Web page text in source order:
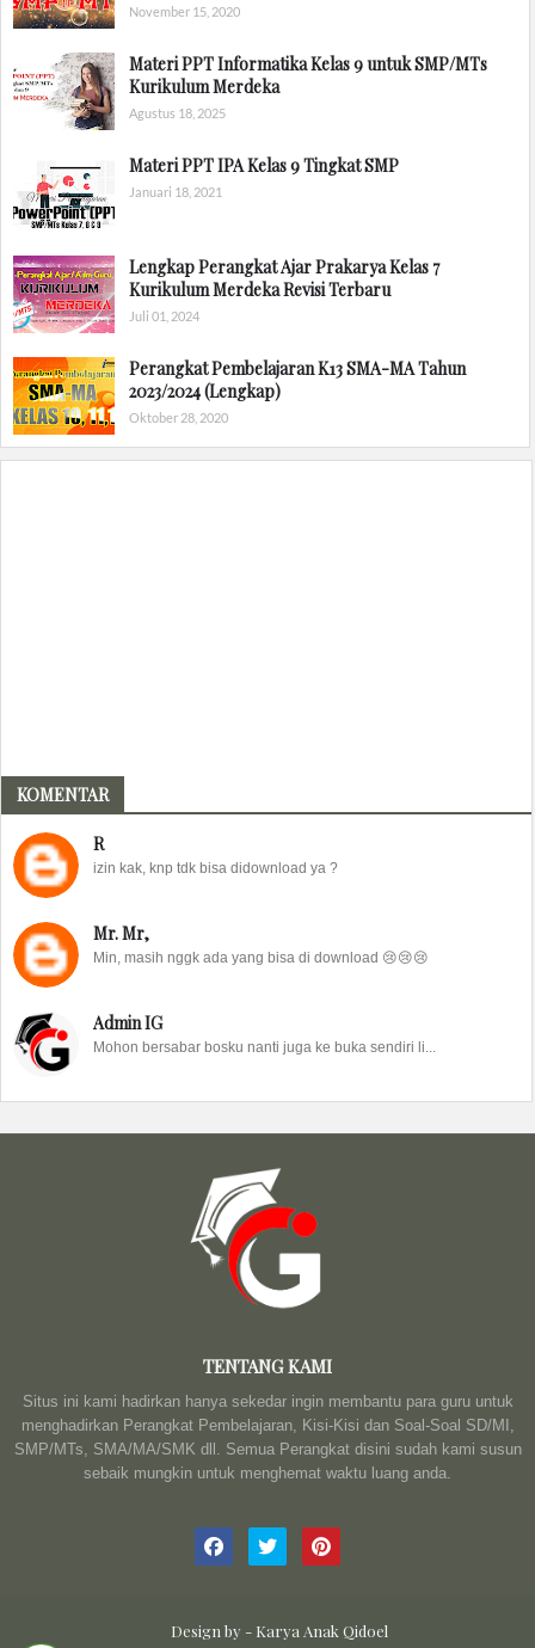
November 15, 2020
Materi PPT Informatika Kelas 9 untuk SMP/MTs
Kurikulum Merdeka
Agustus 18, 2025
Materi PPT IPA Kelas 9 Tingkat SMP
Januari 18, 2021
Lengkap Perangkat Ajar Prakarya Kelas 7
Kurikulum Merdeka Revisi Terbaru
Juli 01, 2024
Perangkat Pembelajaran K13 SMA-MA Tahun
2023/2024 (Lengkap)
Oktober 28, 2020
KOMENTAR
R
izin kak, knp tdk bisa didownload ya ?
Mr. Mr,
Min, masih nggk ada yang bisa di download 😢😢😢
Admin IG
Mohon bersabar bosku nanti juga ke buka sendiri li...
TENTANG KAMI
Situs ini kami hadirkan hanya sekedar ingin membantu para guru untuk
menghadirkan Perangkat Pembelajaran, Kisi-Kisi dan Soal-Soal SD/MI,
SMP/MTs, SMA/MA/SMK dll. Semua Perangkat disini sudah kami susun
sebaik mungkin untuk menghemat waktu luang anda.
Design by - Karya Anak Qidoel